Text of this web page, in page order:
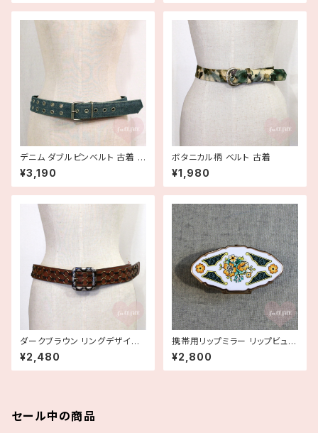
デニム ダブルピンベルト 古着 ヨ
ーロッパ古着
¥3,190
ボタニカル柄 ベルト 古着
¥1,980
ダークブラウン リングデザイン
レザーベルト デッドストック
¥2,480
携帯用リップミラー リップビュー
リップケース 鏡【Stratton スト
ラットン】
¥2,800
セール中の商品